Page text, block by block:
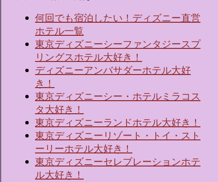
何回でも宿泊したい！ディズニー直営
ホテル一覧
東京ディズニーシーファンタジースプ
リングスホテル大好き！
ディズニーアンバサダーホテル大好
き！
東京ディズニーシー・ホテルミラコス
タ大好き！
東京ディズニーランドホテル大好き！
東京ディズニーリゾート・トイ・スト
ーリーホテル大好き！
東京ディズニーセレブレーションホテ
ル大好き！